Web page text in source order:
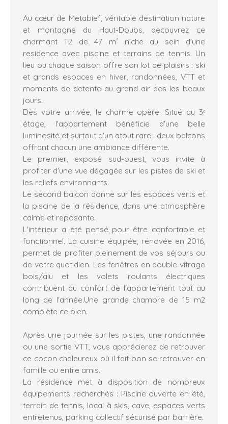
Au cœur de Metabief, véritable destination nature
et montagne du Haut-Doubs, decouvrez ce
charmant T2 de 47 m² niche au sein d'une
residence avec piscine et terrains de tennis. Un
lieu ou chaque saison offre son lot de plaisirs : ski
et grands espaces en hiver, randonnées, VTT et
moments de detente au grand air des les beaux
jours.
Dès votre arrivée, le charme opère. Situé au 3ᵉ
étage, l'appartement bénéficie d'une belle
luminosité et surtout d'un atout rare : deux balcons
offrant chacun une ambiance différente.
Le premier, exposé sud-ouest, vous invite à
profiter d'une vue dégagée sur les pistes de ski et
les reliefs environnants.
Le second balcon donne sur les espaces verts et
la piscine de la résidence, dans une atmosphère
calme et reposante.
L'intérieur a été pensé pour être confortable et
fonctionnel. La cuisine équipée, rénovée en 2016,
permet de profiter pleinement de vos séjours ou
de votre quotidien. Les fenêtres en double vitrage
bois/alu et les volets roulants électriques
contribuent au confort de l'appartement tout au
long de l'année.Une grande chambre de 15 m2
complète ce bien.
Après une journée sur les pistes, une randonnée
ou une sortie VTT, vous apprécierez de retrouver
ce cocon chaleureux où il fait bon se retrouver en
famille ou entre amis.
La résidence met à disposition de nombreux
équipements recherchés : Piscine ouverte en été,
terrain de tennis, local à skis, cave, espaces verts
entretenus, parking collectif sécurisé par barrière.